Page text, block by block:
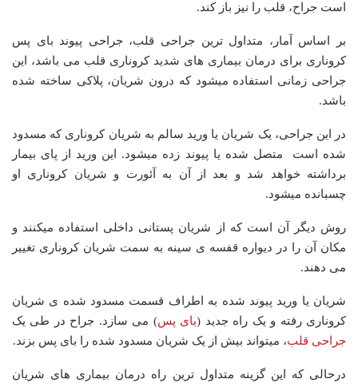
است جراح، قلب را نیز باز کند.
بر اساس آمار، متداول ترین جراحی قلب، جراحی پیوند بای پس
کروناری برای درمان بیماری های شدید کروناری قلب می باشد، این
جراحی زمانی استفاده میشود که درون شریان، پلاکی ساخته شده
باشد.
در این جراحی، یک شریان یا ورید سالم به شریان کروناری که مسدود
شده است متصل شده یا پیوند زده میشود. این ورید از پای بیمار
برداشته خواهد شد و بعد از آن به آئورت و شریان کروناری او
چسبانده میشود.
روش دیگر آن است که از شریان پستانی داخلی استفاده میکنند و
مکان آن را در دیواره قفسه ی سینه به سمت شریان کروناری تغییر
می دهند.
شریان یا ورید پیوند شده به اطراف قسمت مسدود شده ی شریان
کروناری رفته و یک راه جدید (بای پس) می سازد. جراح در طی یک
جراحی قلب، میتواند بیش از یک شریان مسدود شده را بای پس بزند.
درحالی که این گزینه متداول ترین راه درمان بیماری های شریان